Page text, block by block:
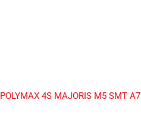
POLYMAX 4S MAJORIS M5 SMT A7